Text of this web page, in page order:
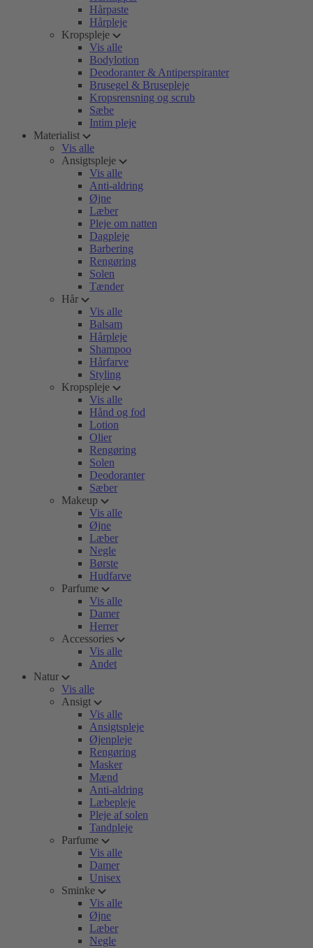
Hårpaste
Hårpleje
Kropspleje
Vis alle
Bodylotion
Deodoranter & Antiperspiranter
Brusegel & Brusepleje
Kropsrensning og scrub
Sæbe
Intim pleje
Materialist
Vis alle
Ansigtspleje
Vis alle
Anti-aldring
Øjne
Læber
Pleje om natten
Dagpleje
Barbering
Rengøring
Solen
Tænder
Hår
Vis alle
Balsam
Hårpleje
Shampoo
Hårfarve
Styling
Kropspleje
Vis alle
Hånd og fod
Lotion
Olier
Rengøring
Solen
Deodoranter
Sæber
Makeup
Vis alle
Øjne
Læber
Negle
Børste
Hudfarve
Parfume
Vis alle
Damer
Herrer
Accessories
Vis alle
Andet
Natur
Vis alle
Ansigt
Vis alle
Ansigtspleje
Øjenpleje
Rengøring
Masker
Mænd
Anti-aldring
Læbepleje
Pleje af solen
Tandpleje
Parfume
Vis alle
Damer
Unisex
Sminke
Vis alle
Øjne
Læber
Negle